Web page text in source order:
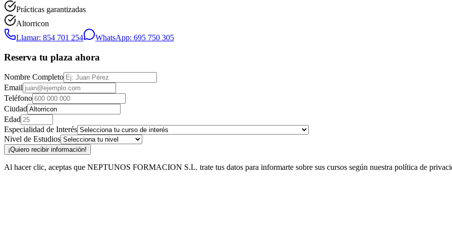
Prácticas garantizadas
Altorricon
Llamar: 854 701 254
WhatsApp: 695 750 305
Reserva tu plaza ahora
Nombre Completo
Email
Teléfono
Ciudad
Edad
Especialidad de Interés
Nivel de Estudios
¡Quiero recibir información!
Al hacer clic, aceptas que NEPTUNOS FORMACION S.L. trate tus datos para informarte sobre sus cursos según nuestra política de